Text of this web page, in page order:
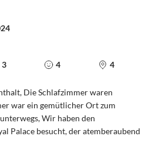
3 4 4
Die Schlafzimmer waren
war ein gemütlicher Ort zum
Wir haben den
Palace besucht, der atemberaubend